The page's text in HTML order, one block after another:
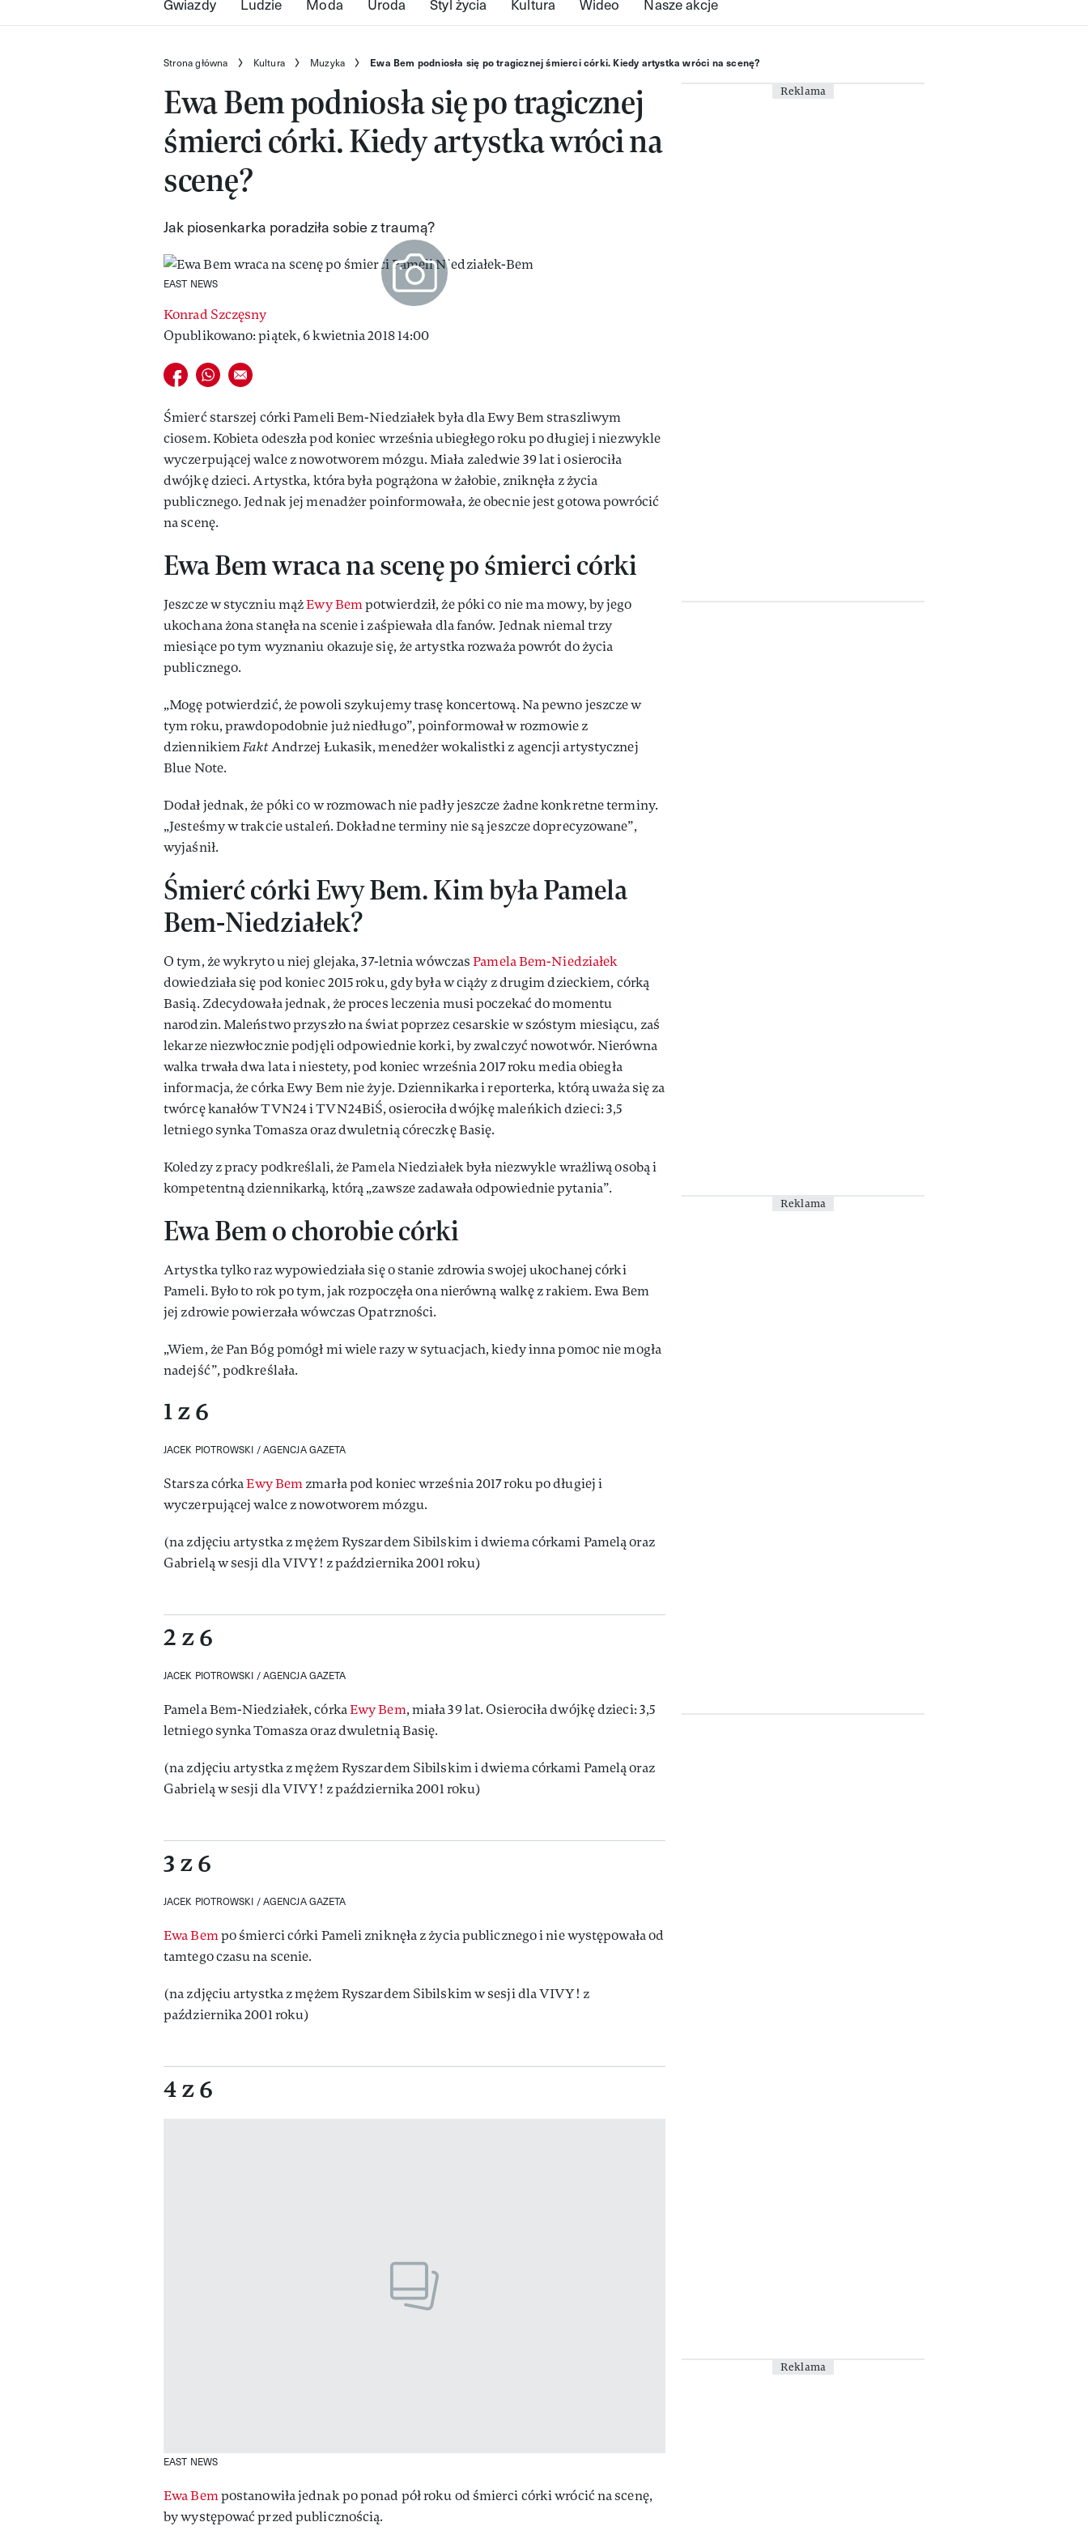
Strona główna Kultura Muzyka Ewa Bem podniosła się po tragicznej śmierci córki. Kiedy artystka wróci na scenę?
Ewa Bem podniosła się po tragicznej
śmierci córki. Kiedy artystka wróci na
scenę?
Jak piosenkarka poradziła sobie z traumą?
EAST NEWS
Konrad Szczęsny
Opublikowano: piątek, 6 kwietnia 2018 14:00
Udostępnij na facebook
Udostępnij na whatsapp
E-mail do przyjaciela
Śmierć starszej córki Pameli Bem-Niedziałek była dla Ewy Bem straszliwym
ciosem. Kobieta odeszła pod koniec września ubiegłego roku po długiej i niezwykle
wyczerpującej walce z nowotworem mózgu. Miała zaledwie 39 lat i osierociła
dwójkę dzieci. Artystka, która była pogrążona w żałobie, zniknęła z życia
publicznego. Jednak jej menadżer poinformowała, że obecnie jest gotowa powrócić
na scenę.
Ewa Bem wraca na scenę po śmierci córki
Jeszcze w styczniu mążEwy Bempotwierdził, że póki co nie ma mowy, by jego
ukochana żona stanęła na scenie i zaśpiewała dla fanów. Jednak niemal trzy
miesiące po tym wyznaniu okazuje się, że artystka rozważa powrót do życia
publicznego.
„Mogę potwierdzić, że powoli szykujemy trasę koncertową. Na pewno jeszcze w
tym roku, prawdopodobnie już niedługo”, poinformował w rozmowie z
dziennikiemFaktAndrzej Łukasik, menedżer wokalistki z agencji artystycznej
Blue Note.
Dodał jednak, że póki co w rozmowach nie padły jeszcze żadne konkretne terminy.
„Jesteśmy w trakcie ustaleń. Dokładne terminy nie są jeszcze doprecyzowane”,
wyjaśnił.
Śmierć córki Ewy Bem. Kim była Pamela
Bem-Niedziałek?
O tym, że wykryto u niej glejaka, 37-letnia wówczasPamela Bem-Niedziałek
dowiedziała się pod koniec 2015 roku, gdy była w ciąży z drugim dzieckiem, córką
Basią. Zdecydowała jednak, że proces leczenia musi poczekać do momentu
narodzin. Maleństwo przyszło na świat poprzez cesarskie w szóstym miesiącu, zaś
lekarze niezwłocznie podjęli odpowiednie korki, by zwalczyć nowotwór. Nierówna
walka trwała dwa lata i niestety, pod koniec września 2017 roku media obiegła
informacja, że córka Ewy Bem nie żyje. Dziennikarka i reporterka, którą uważa się za
twórcę kanałów TVN24 i TVN24BiŚ, osierociła dwójkę maleńkich dzieci: 3,5
letniego synka Tomasza oraz dwuletnią córeczkę Basię.
Koledzy z pracy podkreślali, że Pamela Niedziałek była niezwykle wrażliwą osobą i
kompetentną dziennikarką, którą „zawsze zadawała odpowiednie pytania”.
Ewa Bem o chorobie córki
Artystka tylko raz wypowiedziała się o stanie zdrowia swojej ukochanej córki
Pameli. Było to rok po tym, jak rozpoczęła ona nierówną walkę z rakiem. Ewa Bem
jej zdrowie powierzała wówczas Opatrzności.
„Wiem, że Pan Bóg pomógł mi wiele razy w sytuacjach, kiedy inna pomoc nie mogła
nadejść”, podkreślała.
1 z 6
JACEK PIOTROWSKI / AGENCJA GAZETA
Starsza córkaEwy Bemzmarła pod koniec września 2017 roku po długiej i
wyczerpującej walce z nowotworem mózgu.
(na zdjęciu artystka z mężem Ryszardem Sibilskim i dwiema córkami Pamelą oraz
Gabrielą w sesji dla VIVY! z października 2001 roku)
2 z 6
JACEK PIOTROWSKI / AGENCJA GAZETA
Pamela Bem-Niedziałek, córkaEwy Bem, miała 39 lat. Osierociła dwójkę dzieci: 3,5
letniego synka Tomasza oraz dwuletnią Basię.
(na zdjęciu artystka z mężem Ryszardem Sibilskim i dwiema córkami Pamelą oraz
Gabrielą w sesji dla VIVY! z października 2001 roku)
3 z 6
JACEK PIOTROWSKI / AGENCJA GAZETA
Ewa Bempo śmierci córki Pameli zniknęła z życia publicznego i nie występowała od
tamtego czasu na scenie.
(na zdjęciu artystka z mężem Ryszardem Sibilskim w sesji dla VIVY! z
października 2001 roku)
4 z 6
EAST NEWS
Ewa Bempostanowiła jednak po ponad pół roku od śmierci córki wrócić na scenę,
by występować przed publicznością.
Reklama
Reklama
Reklama